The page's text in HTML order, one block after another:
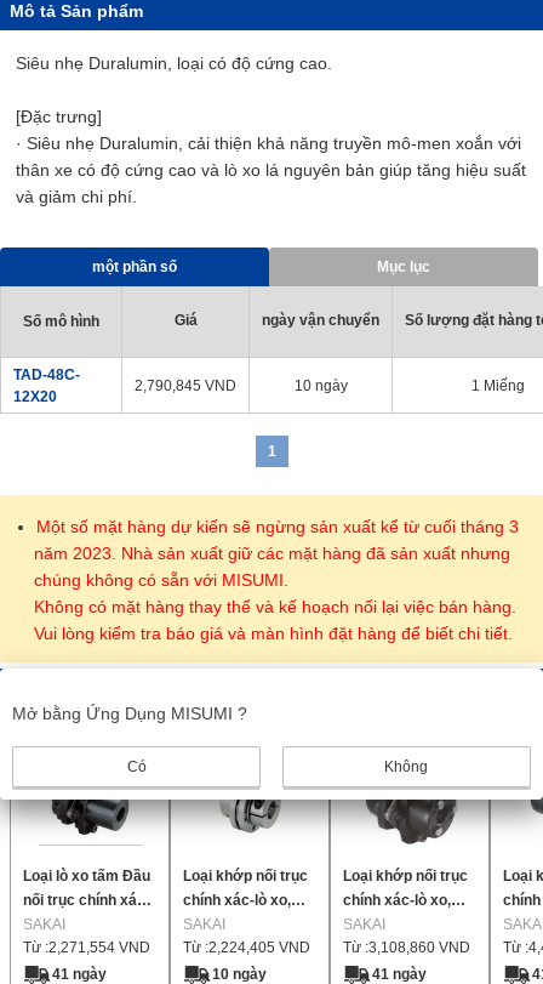
Mô tả Sản phẩm
Siêu nhẹ Duralumin, loại có độ cứng cao.
[Đặc trưng]
· Siêu nhẹ Duralumin, cải thiện khả năng truyền mô-men xoắn với
thân xe có độ cứng cao và lò xo lá nguyên bản giúp tăng hiệu suất
và giảm chi phí.
một phần số Mục lục
Số mô hình Giá ngày vận chuyển Số lượng đặt hàng
TAD-48C-
12X20
2,790,845 VND 10 ngày 1 Miếng
1
Một số mặt hàng dự kiến sẽ ngừng sản xuất kể từ cuối tháng 3
năm 2023. Nhà sản xuất giữ các mặt hàng đã sản xuất nhưng
chúng không có sẵn với MISUMI.
Không có mặt hàng thay thế và kế hoạch nối lại việc bán hàng.
Vui lòng kiểm tra báo giá và màn hình đặt hàng để biết chi tiết.
Loại lò xo tấm Đầu
nối trục chính xác,
Sê-ri LCS-M
SAKAI
Từ :2,271,554 VND
41 ngày
Loại khớp nối trục
chính xác-lò xo,
Sê-ri TAS-C
SAKAI
Từ :2,224,405 VND
10 ngày
Loại khớp nối trục
chính xác-lò xo,
Sê-ri LCS-T7
SAKAI
Từ :3,108,860 VND
41 ngày
Loại
Sê-ri
Từ :
Mở bằng Ứng Dụng MISUMI ?
Có Không